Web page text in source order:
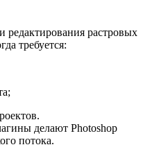
редактирования растровых
требуется:
делают Photoshop
потока.